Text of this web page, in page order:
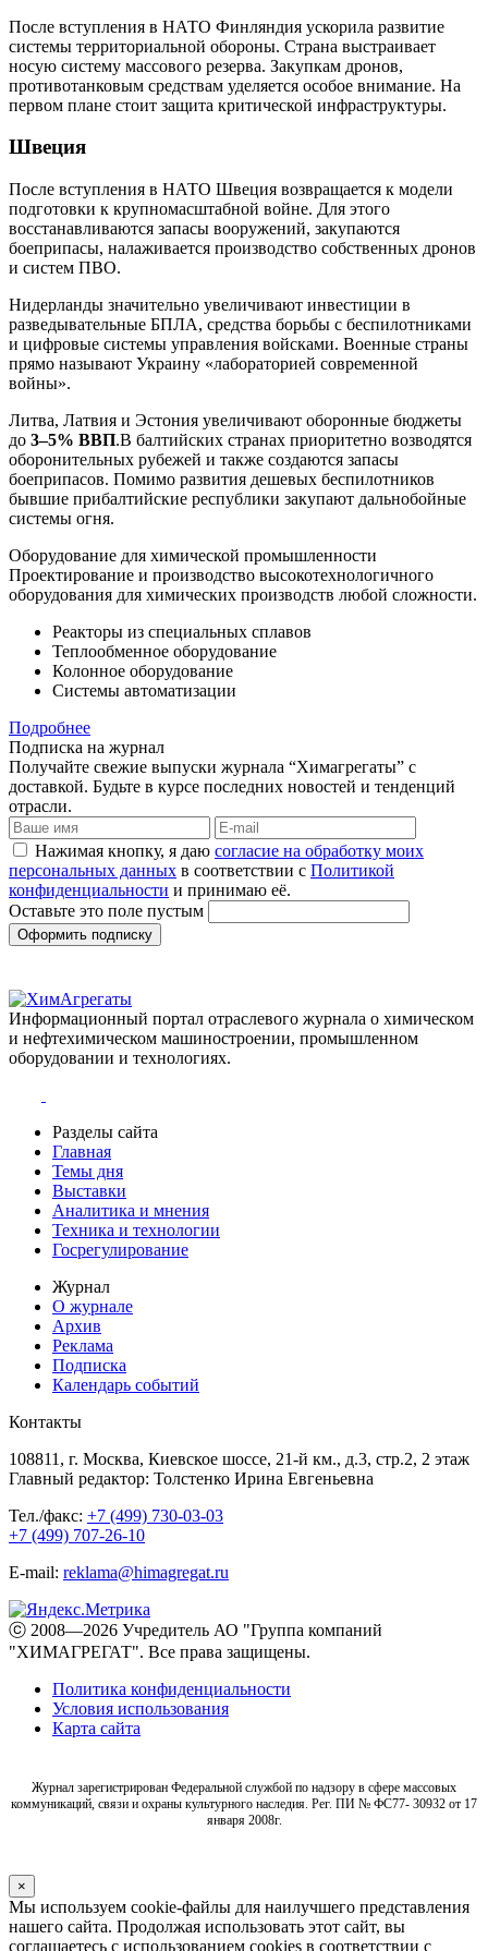
После вступления в НАТО Финляндия ускорила развитие
системы территориальной обороны. Страна выстраивает
носую систему массового резерва. Закупкам дронов,
противотанковым средствам уделяется особое внимание. На
первом плане стоит защита критической инфраструктуры.
Швеция
После вступления в НАТО Швеция возвращается к модели
подготовки к крупномасштабной войне. Для этого
восстанавливаются запасы вооружений, закупаются
боеприпасы, налаживается производство собственных дронов
и систем ПВО.
Нидерланды значительно увеличивают инвестиции в
разведывательные БПЛА, средства борьбы с беспилотниками
и цифровые системы управления войсками. Военные страны
прямо называют Украину «лабораторией современной
войны».
Литва, Латвия и Эстония увеличивают оборонные бюджеты
до 3–5% ВВП.В балтийских странах приоритетно возводятся
оборонительных рубежей и также создаются запасы
боеприпасов. Помимо развития дешевых беспилотников
бывшие прибалтийские республики закупают дальнобойные
системы огня.
Оборудование для химической промышленности
Проектирование и производство высокотехнологичного
оборудования для химических производств любой сложности.
Реакторы из специальных сплавов
Теплообменное оборудование
Колонное оборудование
Системы автоматизации
Подробнее
Подписка на журнал
Получайте свежие выпуски журнала “Химагрегаты” с
доставкой. Будьте в курсе последних новостей и тенденций
отрасли.
Нажимая кнопку, я даю согласие на обработку моих
персональных данных в соответствии с Политикой
конфиденциальности и принимаю её.
Оставьте это поле пустым
Оформить подписку
Информационный портал отраслевого журнала о химическом
и нефтехимическом машиностроении, промышленном
оборудовании и технологиях.
Разделы сайта
Главная
Темы дня
Выставки
Аналитика и мнения
Техника и технологии
Госрегулирование
Журнал
О журнале
Архив
Реклама
Подписка
Календарь событий
Контакты
108811, г. Москва, Киевское шоссе, 21-й км., д.3, стр.2, 2 этаж
Главный редактор: Толстенко Ирина Евгеньевна
Тел./факс: +7 (499) 730-03-03
+7 (499) 707-26-10
E-mail: reklama@himagregat.ru
ⓒ 2008—2026 Учредитель АО "Группа компаний
"ХИМАГРЕГАТ". Все права защищены.
Политика конфиденциальности
Условия использования
Карта сайта
Журнал зарегистрирован Федеральной службой по надзору в сфере массовых
коммуникаций, связи и охраны культурного наследия. Рег. ПИ № ФС77- 30932 от 17
января 2008г.
×
Мы используем cookie-файлы для наилучшего представления
нашего сайта. Продолжая использовать этот сайт, вы
соглашаетесь с использованием cookies в соответствии с